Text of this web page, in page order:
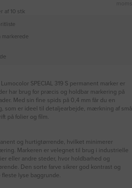
af 10 stk
markerede
SPECIAL 319 S permanent marker er
har brug for præcis og holdbar markering på
Med sin fine spids på 0,4 mm får du en
som er ideel til detaljearbejde, mærkning af små
på folier og film.
og hurtigtørrende, hvilket minimerer
Markeren er velegnet til brug i industrielle
eller andre steder, hvor holdbarhed og
Den sorte farve sikrer god kontrast og
fleste lyse baggrunde.